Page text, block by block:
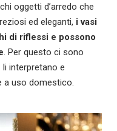
oggetti d’arredo che
ed eleganti, i vasi
di riflessi e possono
. Per questo ci sono
interpretano e
a uso domestico.